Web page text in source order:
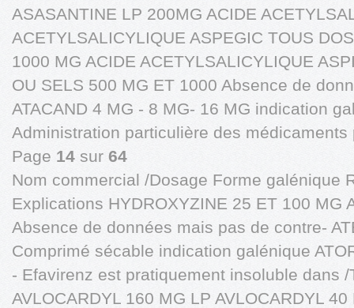
ASASANTINE LP 200MG ACIDE
ACETYLSALICYLIQUE ASPEGIC TOUS
1000 MG ACIDE ACETYLSALICYLIQUE
OU SELS 500 MG ET 1000 Absence de
ATACAND 4 MG - 8 MG- 16 MG indication
Administration particulière des
Page 14 sur 64
Nom commercial /Dosage Forme galénique
Explications HYDROXYZINE 25 ET 100 MG
Absence de données mais pas de contre-
Comprimé sécable indication galénique
- Efavirenz est pratiquement insoluble dans /
AVLOCARDYL 160 MG LP AVLOCARDYL